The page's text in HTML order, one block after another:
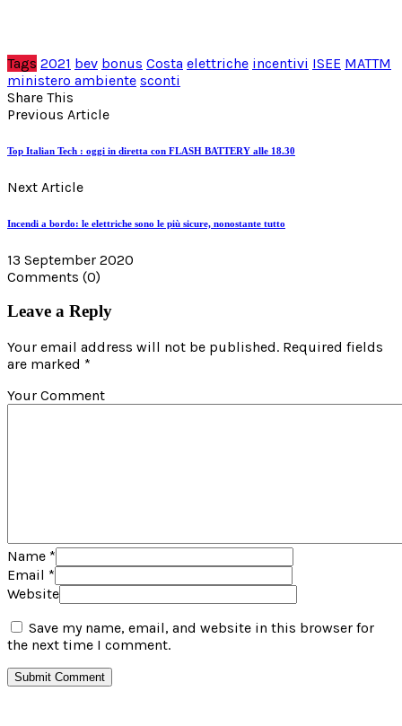
Tags 2021 bev bonus Costa elettriche incentivi ISEE MATTM
ministero ambiente sconti
Share This
Previous Article
Top Italian Tech : oggi in diretta con FLASH BATTERY alle 18.30
Next Article
Incendi a bordo: le elettriche sono le più sicure, nonostante tutto
13 September 2020
Comments (0)
Leave a Reply
Your email address will not be published. Required fields
are marked *
Your Comment
Name *
Email *
Website
Save my name, email, and website in this browser for
the next time I comment.